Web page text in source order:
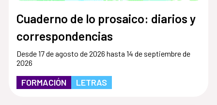
Cuaderno de lo prosaico: diarios y
correspondencias
Desde 17 de agosto de 2026 hasta 14 de septiembre de
2026
FORMACIÓN LETRAS